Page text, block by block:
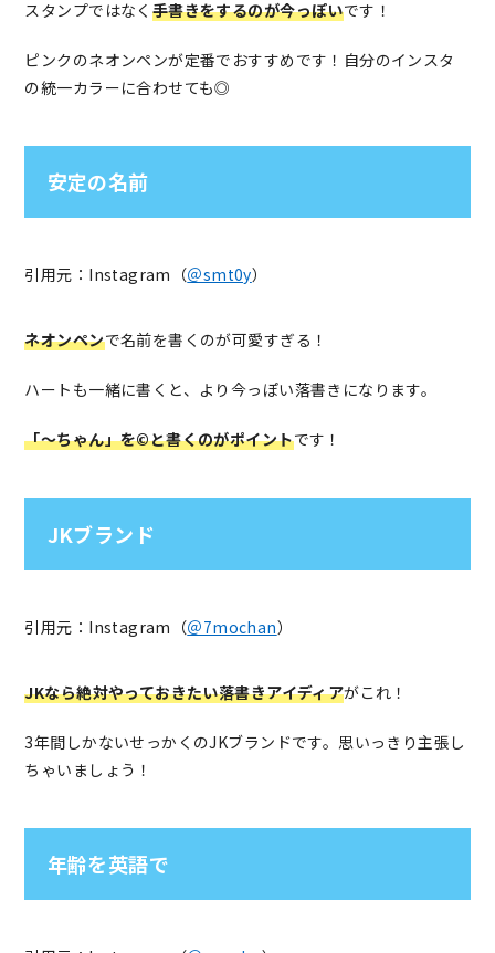
スタンプではなく 手書きをするのが今っぽいです！
ピンクのネオンペンが定番でおすすめです！自分のインスタ
の統一カラーに合わせても◎
安定の名前
引用元：Instagram（＠smt0y）
ネオンペンで名前を書くのが可愛すぎる！
ハートも一緒に書くと、より今っぽい落書きになります。
「〜ちゃん」を©と書くのがポイントです！
JKブランド
引用元：Instagram（＠7mochan）
JKなら絶対やっておきたい落書きアイディアがこれ！
3年間しかないせっかくのJKブランドです。思いっきり主張し
ちゃいましょう！
年齢を英語で